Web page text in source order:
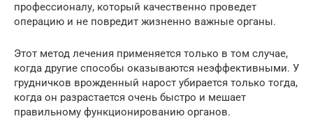
профессионалу, который качественно проведет
операцию и не повредит жизненно важные органы.
Этот метод лечения применяется только в том случае,
когда другие способы оказываются неэффективными. У
грудничков врожденный нарост убирается только тогда,
когда он разрастается очень быстро и мешает
правильному функционированию органов.